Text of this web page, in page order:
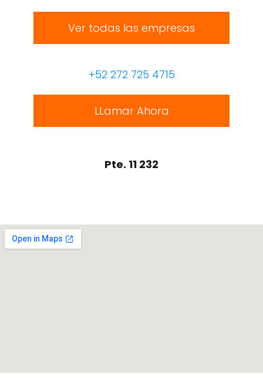
Ver todas las empresas
+52 272 725 4715
LLamar Ahora
Pte. 11 232